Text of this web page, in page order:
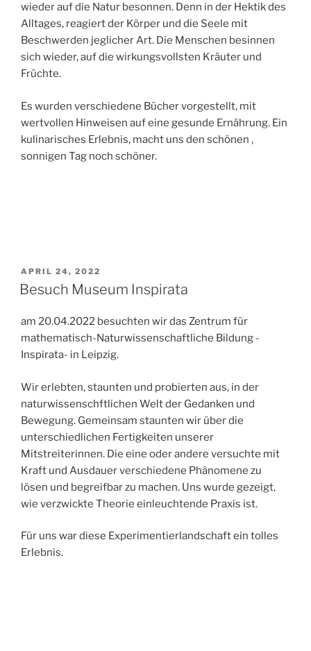
wieder auf die Natur besonnen. Denn in der Hektik des
Alltages, reagiert der Körper und die Seele mit
Beschwerden jeglicher Art. Die Menschen besinnen
sich wieder, auf die wirkungsvollsten Kräuter und
Früchte.
Es wurden verschiedene Bücher vorgestellt, mit
wertvollen Hinweisen auf eine gesunde Ernährung. Ein
kulinarisches Erlebnis, macht uns den schönen ,
sonnigen Tag noch schöner.
VERÖFFENTLICHT
AM
APRIL 24, 2022
Besuch Museum Inspirata
am 20.04.2022 besuchten wir das Zentrum für
mathematisch-Naturwissenschaftliche Bildung -
Inspirata- in Leipzig.
Wir erlebten, staunten und probierten aus, in der
naturwissenschftlichen Welt der Gedanken und
Bewegung. Gemeinsam staunten wir über die
unterschiedlichen Fertigkeiten unserer
Mitstreiterinnen. Die eine oder andere versuchte mit
Kraft und Ausdauer verschiedene Phänomene zu
lösen und begreifbar zu machen. Uns wurde gezeigt,
wie verzwickte Theorie einleuchtende Praxis ist.
Für uns war diese Experimentierlandschaft ein tolles
Erlebnis.